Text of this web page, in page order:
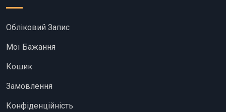
Обліковий Запис
Мої Бажання
Кошик
Замовлення
Конфіденційність